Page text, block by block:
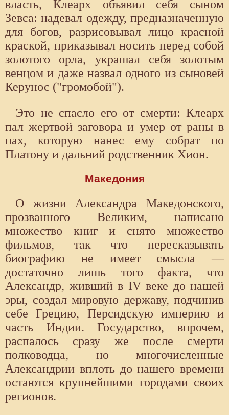
власть, Клеарх объявил себя сыном
Зевса: надевал одежду, предназначенную
для богов, разрисовывал лицо красной
краской, приказывал носить перед собой
золотого орла, украшал себя золотым
венцом и даже назвал одного из сыновей
Керунос ("громобой").
Это не спасло его от смерти: Клеарх
пал жертвой заговора и умер от раны в
пах, которую нанес ему собрат по
Платону и дальний родственник Хион.
Македония
О жизни Александра Македонского,
прозванного Великим, написано
множество книг и снято множество
фильмов, так что пересказывать
биографию не имеет смысла —
достаточно лишь того факта, что
Александр, живший в IV веке до нашей
эры, создал мировую державу, подчинив
себе Грецию, Персидскую империю и
часть Индии. Государство, впрочем,
распалось сразу же после смерти
полководца, но многочисленные
Александрии вплоть до нашего времени
остаются крупнейшими городами своих
регионов.